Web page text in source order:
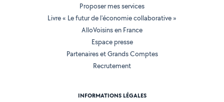
Proposer mes services
Livre « Le futur de l'économie collaborative »
AlloVoisins en France
Espace presse
Partenaires et Grands Comptes
Recrutement
INFORMATIONS LÉGALES